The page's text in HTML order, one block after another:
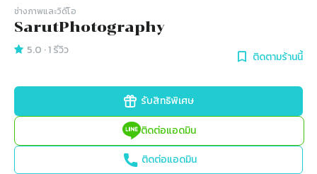
ช่างภาพและวิดีโอ
SarutPhotography
5.0 ·1รีวิว ติดตามร้านนี้
รับสิทธิพิเศษ
ติดต่อแอดมิน
ติดต่อแอดมิน